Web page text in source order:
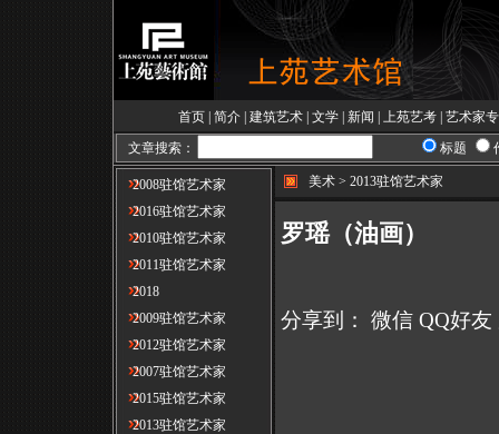
首页 简介 建筑艺术 文学 新闻 上苑艺考 艺术家
文章搜索：
标题
2008驻馆艺术家
2016驻馆艺术家
2010驻馆艺术家
2011驻馆艺术家
2018
2009驻馆艺术家
2012驻馆艺术家
2007驻馆艺术家
2015驻馆艺术家
2013驻馆艺术家
美术 > 2013驻馆艺术家
罗瑶（油画）
分享到： 微信 QQ好友